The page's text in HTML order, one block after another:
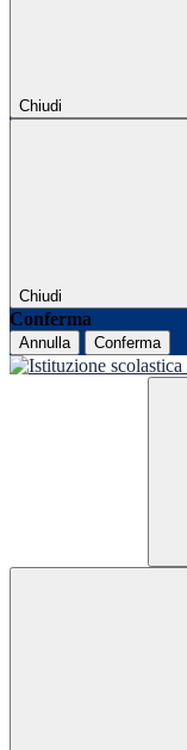
Chiudi
Chiudi
Conferma
Annulla Conferma